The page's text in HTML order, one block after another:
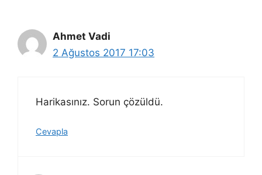
Ahmet Vadi
2 Ağustos 2017 17:03
Harikasınız. Sorun çözüldü.
Cevapla